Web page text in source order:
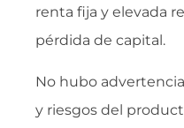
renta fija y elevada
pérdida de capital.
No hubo
y riesgos del